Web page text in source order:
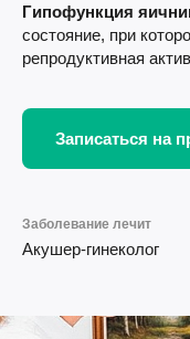
Гипофункция
состояние, при
репродуктивная
Записаться на
Заболевание лечит
Акушер-гинеколог